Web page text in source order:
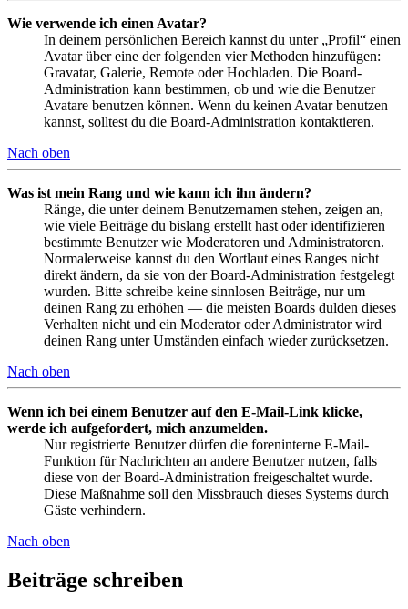
Wie verwende ich einen Avatar?
In deinem persönlichen Bereich kannst du unter „Profil“ einen
Avatar über eine der folgenden vier Methoden hinzufügen:
Gravatar, Galerie, Remote oder Hochladen. Die Board-
Administration kann bestimmen, ob und wie die Benutzer
Avatare benutzen können. Wenn du keinen Avatar benutzen
kannst, solltest du die Board-Administration kontaktieren.
Nach oben
Was ist mein Rang und wie kann ich ihn ändern?
Ränge, die unter deinem Benutzernamen stehen, zeigen an,
wie viele Beiträge du bislang erstellt hast oder identifizieren
bestimmte Benutzer wie Moderatoren und Administratoren.
Normalerweise kannst du den Wortlaut eines Ranges nicht
direkt ändern, da sie von der Board-Administration festgelegt
wurden. Bitte schreibe keine sinnlosen Beiträge, nur um
deinen Rang zu erhöhen — die meisten Boards dulden dieses
Verhalten nicht und ein Moderator oder Administrator wird
deinen Rang unter Umständen einfach wieder zurücksetzen.
Nach oben
Wenn ich bei einem Benutzer auf den E-Mail-Link klicke,
werde ich aufgefordert, mich anzumelden.
Nur registrierte Benutzer dürfen die foreninterne E-Mail-
Funktion für Nachrichten an andere Benutzer nutzen, falls
diese von der Board-Administration freigeschaltet wurde.
Diese Maßnahme soll den Missbrauch dieses Systems durch
Gäste verhindern.
Nach oben
Beiträge schreiben